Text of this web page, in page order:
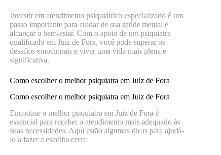
Investir em atendimento psiquiátrico especializado é um
passo importante para cuidar de sua saúde mental e
alcançar o bem-estar. Com o apoio de um psiquiatra
qualificado em Juiz de Fora, você pode superar os
desafios emocionais e viver uma vida mais plena e
significativa.
Como escolher o melhor psiquiatra em Juiz de Fora
Como escolher o melhor psiquiatra em Juiz de Fora
Encontrar o melhor psiquiatra em Juiz de Fora é
essencial para receber o atendimento mais adequado às
suas necessidades. Aqui estão algumas dicas para ajudá-
lo a fazer a escolha certa: